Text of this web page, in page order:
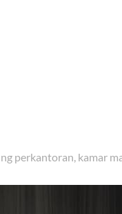
perkantoran, kamar